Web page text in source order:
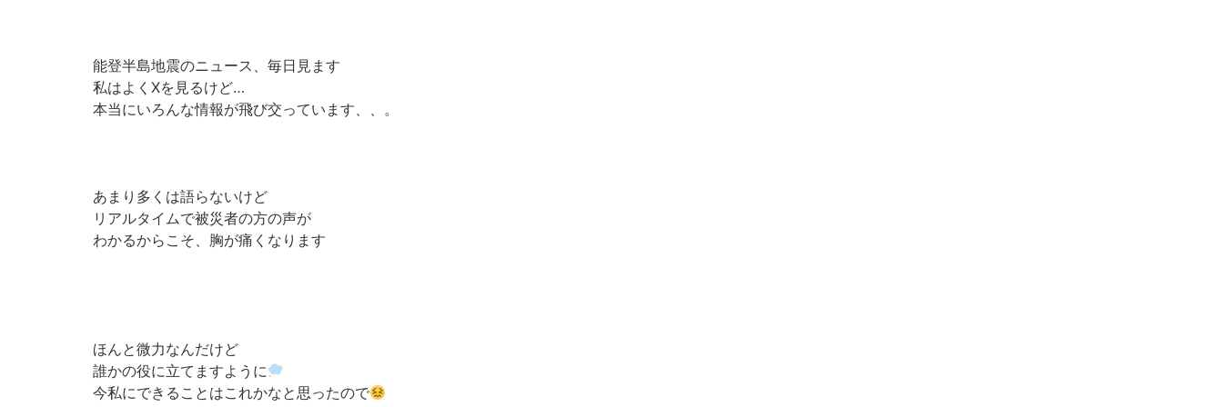
能登半島地震のニュース、毎日見ます
私はよくXを見るけど…
本当にいろんな情報が飛び交っています、、。
あまり多くは語らないけど
リアルタイムで被災者の方の声が
わかるからこそ、胸が痛くなります
ほんと微力なんだけど
誰かの役に立てますように
今私にできることはこれかなと思ったので